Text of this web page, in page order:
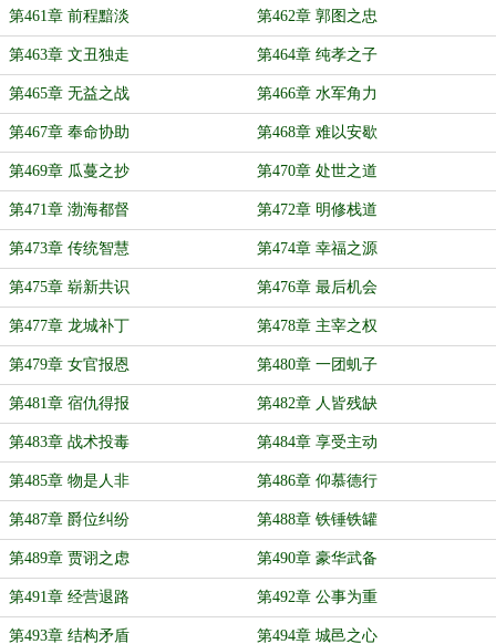
第461章 前程黯淡 第462章 郭图之忠
第463章 文丑独走 第464章 纯孝之子
第465章 无益之战 第466章 水军角力
第467章 奉命协助 第468章 难以安歇
第469章 瓜蔓之抄 第470章 处世之道
第471章 渤海都督 第472章 明修栈道
第473章 传统智慧 第474章 幸福之源
第475章 崭新共识 第476章 最后机会
第477章 龙城补丁 第478章 主宰之权
第479章 女官报恩 第480章 一团虮子
第481章 宿仇得报 第482章 人皆残缺
第483章 战术投毒 第484章 享受主动
第485章 物是人非 第486章 仰慕德行
第487章 爵位纠纷 第488章 铁锤铁罐
第489章 贾诩之虑 第490章 豪华武备
第491章 经营退路 第492章 公事为重
第493章 结构矛盾 第494章 城邑之心